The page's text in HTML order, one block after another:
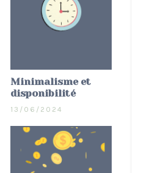
Minimalisme et
disponibilité
13/06/2024